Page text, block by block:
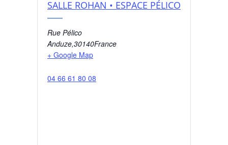
SALLE ROHAN • ESPACE PÉLICO
Rue Pélico
Anduze,30140France
+ Google Map
04 66 61 80 08